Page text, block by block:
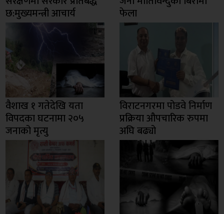
छ:मुख्यमन्त्री आचार्य फेला
वैशाख १ गतेदेखि यता
विपदका घटनामा २०५
जनाको मृत्यु
विराटनगरमा पोडवे निर्माण
प्रक्रिया औपचारिक रुपमा
अघि बढ्यो